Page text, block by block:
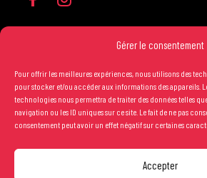
Gérer le consentement
Pour offrir les meilleures expériences, nous utilisons des
pour stocker et/ou accéder aux informations des appareils.
technologies nous permettra de traiter des données telles
navigation ou les ID uniques sur ce site. Le fait de ne pas
consentement peut avoir un effet négatif sur certaines
Accepter
Les conditions générales de vente
Mentions légales
Crédits
Copyright Salle Cortot © 2025 - Création studio